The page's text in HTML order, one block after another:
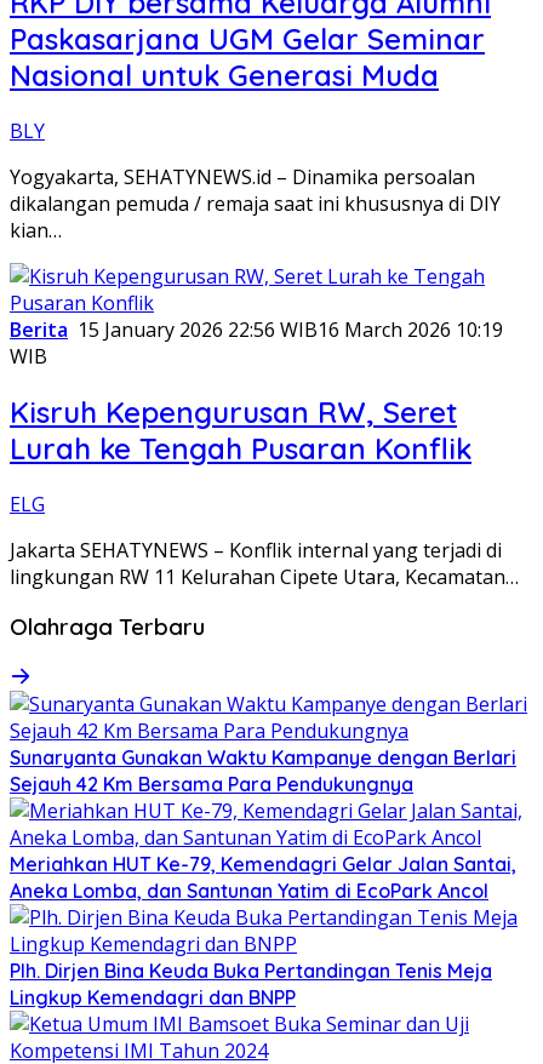
Paskasarjana UGM Gelar Seminar
Nasional untuk Generasi Muda
BLY
Yogyakarta, SEHATYNEWS.id – Dinamika persoalan
dikalangan pemuda / remaja saat ini khususnya di DIY
kian…
Berita 15 January 2026 22:56 WIB16 March 2026 10:19
WIB
Kisruh Kepengurusan RW, Seret
Lurah ke Tengah Pusaran Konflik
ELG
Jakarta SEHATYNEWS – Konflik internal yang terjadi di
lingkungan RW 11 Kelurahan Cipete Utara, Kecamatan…
Olahraga Terbaru
Sunaryanta Gunakan Waktu Kampanye dengan Berlari
Sejauh 42 Km Bersama Para Pendukungnya
Meriahkan HUT Ke-79, Kemendagri Gelar Jalan Santai,
Aneka Lomba, dan Santunan Yatim di EcoPark Ancol
Plh. Dirjen Bina Keuda Buka Pertandingan Tenis Meja
Lingkup Kemendagri dan BNPP